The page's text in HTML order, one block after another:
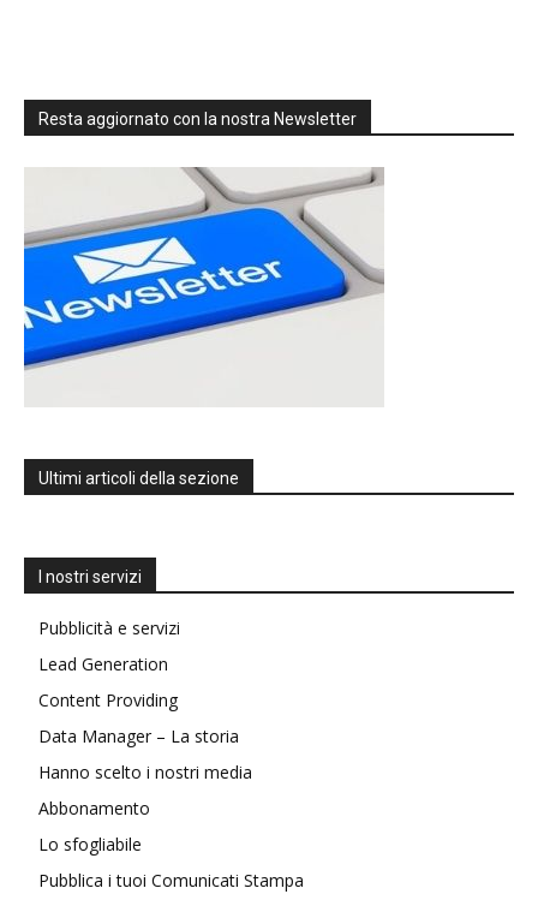
Resta aggiornato con la nostra Newsletter
Ultimi articoli della sezione
I nostri servizi
Pubblicità e servizi
Lead Generation
Content Providing
Data Manager – La storia
Hanno scelto i nostri media
Abbonamento
Lo sfogliabile
Pubblica i tuoi Comunicati Stampa